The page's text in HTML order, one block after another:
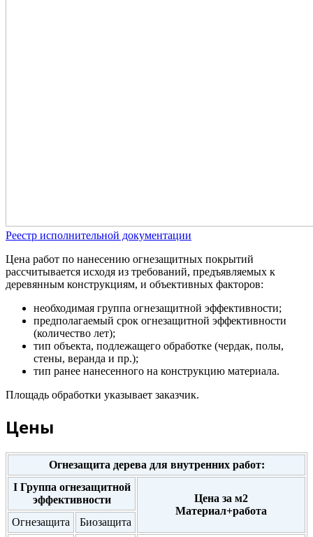
Реестр исполнительной документации
Цена работ по нанесению огнезащитных покрытий
рассчитывается исходя из требований, предъявляемых к
деревянным конструкциям, и объективных факторов:
необходимая группа огнезащитной эффективности;
предполагаемый срок огнезащитной эффективности
(количество лет);
тип объекта, подлежащего обработке (чердак, полы,
стены, веранда и пр.);
тип ранее нанесенного на конструкцию материала.
Площадь обработки указывает заказчик.
Цены
Огнезащита дерева для внутренних работ:
I Группа огнезащитной
эффективности
Цена за м2
Материал+работа
Огнезащита
Биозащита